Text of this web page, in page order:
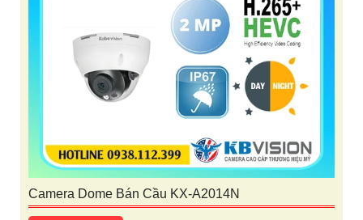
Camera Dome Bán Cầu KX-A2014N